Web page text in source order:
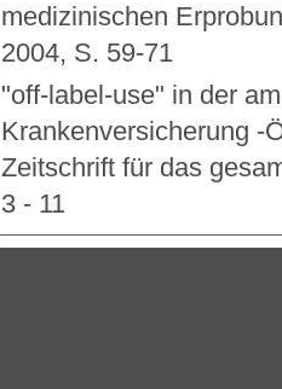
medizinischen
2004, S. 59-71
"off-label-use" in der
Krankenversicherung -
Zeitschrift für das
3 - 11